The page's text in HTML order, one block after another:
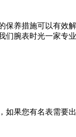
养措施可以有效
腕表时光一家专
果您有名表需要